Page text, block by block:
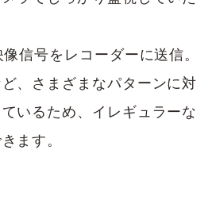
信号をレコーダーに送信。
、さまざまなパターンに対
いるため、イレギュラーな
ます。